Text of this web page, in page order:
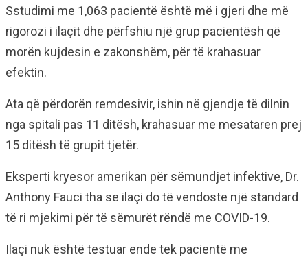
Sstudimi me 1,063 pacientë është më i gjeri dhe më
rigorozi i ilaçit dhe përfshiu një grup pacientësh që
morën kujdesin e zakonshëm, për të krahasuar
efektin.
Ata që përdorën remdesivir, ishin në gjendje të dilnin
nga spitali pas 11 ditësh, krahasuar me mesataren prej
15 ditësh të grupit tjetër.
Eksperti kryesor amerikan për sëmundjet infektive, Dr.
Anthony Fauci tha se ilaçi do të vendoste një standard
të ri mjekimi për të sëmurët rëndë me COVID-19.
Ilaçi nuk është testuar ende tek pacientë me